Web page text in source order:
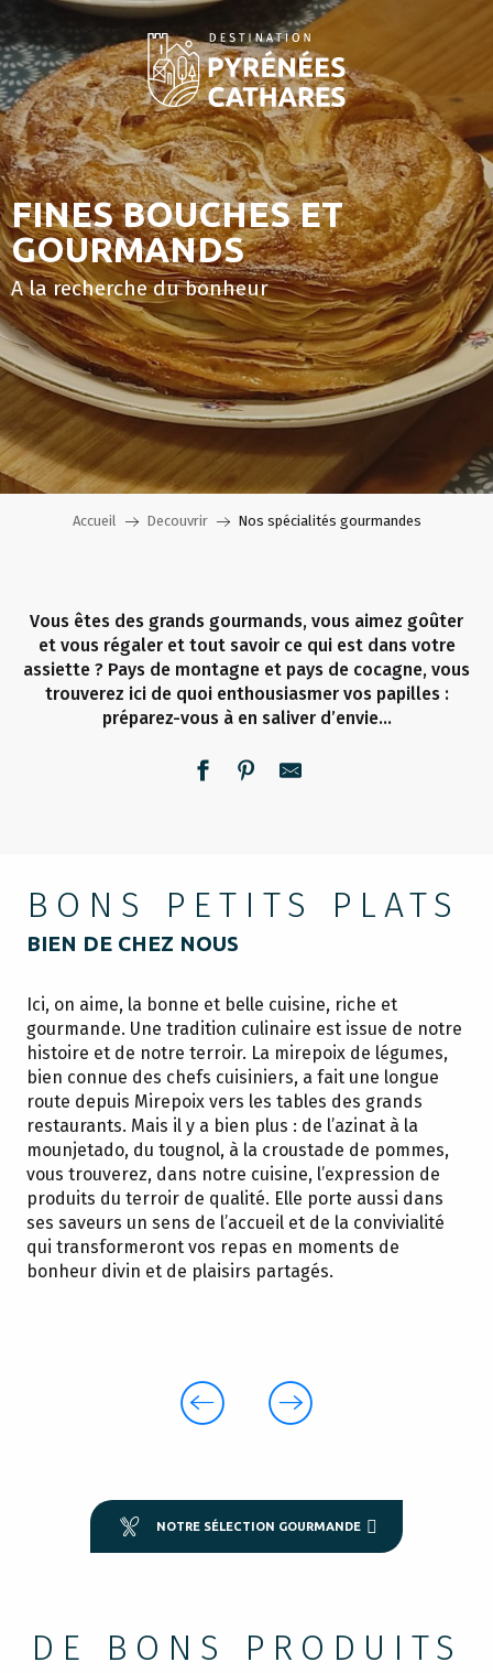
au
contenu
principal
FINES BOUCHES ET
GOURMANDS
A la recherche du bonheur
Accueil Decouvrir Nos spécialités gourmandes
Vous êtes des grands gourmands, vous aimez goûter
et vous régaler et tout savoir ce qui est dans votre
assiette ? Pays de montagne et pays de cocagne, vous
trouverez ici de quoi enthousiasmer vos papilles :
préparez-vous à en saliver d’envie…
BONS PETITS PLATS
BIEN DE CHEZ NOUS
Ici, on aime, la bonne et belle cuisine, riche et
gourmande. Une tradition culinaire est issue de notre
histoire et de notre terroir. La mirepoix de légumes,
bien connue des chefs cuisiniers, a fait une longue
route depuis Mirepoix vers les tables des grands
restaurants. Mais il y a bien plus : de l’azinat à la
mounjetado, du tougnol, à la croustade de pommes,
vous trouverez, dans notre cuisine, l’expression de
produits du terroir de qualité. Elle porte aussi dans
ses saveurs un sens de l’accueil et de la convivialité
qui transformeront vos repas en moments de
bonheur divin et de plaisirs partagés.
tradition culinaire paysanne! la recette
idéale est un secret bien gardé par chaque
NOTRE SÉLECTION GOURMANDE
DE BONS PRODUITS